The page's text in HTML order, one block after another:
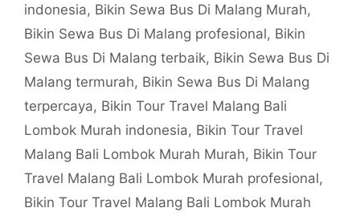
indonesia, Bikin Sewa Bus Di Malang Murah,
Bikin Sewa Bus Di Malang profesional, Bikin
Sewa Bus Di Malang terbaik, Bikin Sewa Bus Di
Malang termurah, Bikin Sewa Bus Di Malang
terpercaya, Bikin Tour Travel Malang Bali
Lombok Murah indonesia, Bikin Tour Travel
Malang Bali Lombok Murah Murah, Bikin Tour
Travel Malang Bali Lombok Murah profesional,
Bikin Tour Travel Malang Bali Lombok Murah